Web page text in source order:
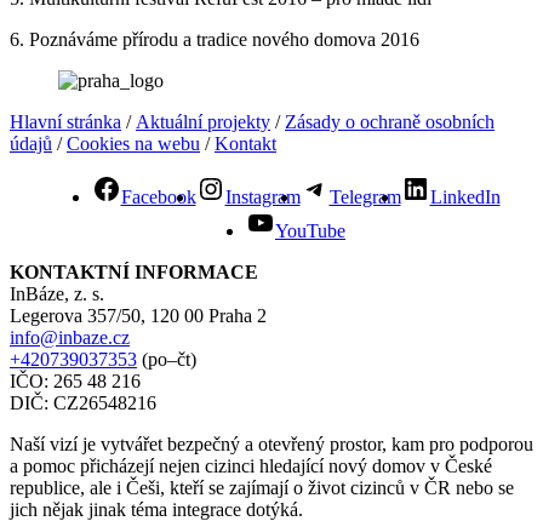
6. Poznáváme přírodu a tradice nového domova 2016
Hlavní stránka / Aktuální projekty / Zásady o ochraně osobních
údajů /Cookies na webu /Kontakt
Facebook Instagram Telegram
LinkedIn
YouTube
KONTAKTNÍ INFORMACE
InBáze, z. s.
Legerova 357/50, 120 00 Praha 2
info@inbaze.cz
+420739037353 (po–čt)
IČO: 265 48 216
DIČ: CZ26548216
Naší vizí je vytvářet bezpečný a otevřený prostor, kam pro podporou
a pomoc přicházejí nejen cizinci hledající nový domov v České
republice, ale i Češi, kteří se zajímají o život cizinců v ČR nebo se
jich nějak jinak téma integrace dotýká.